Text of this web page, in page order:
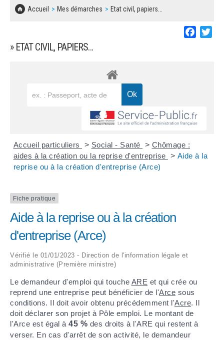
Accueil Mes démarches Etat civil, papiers…
» ETAT CIVIL, PAPIERS…
Accueil particuliers > Social - Santé > Chômage :
aides à la création ou la reprise d'entreprise > Aide à la
reprise ou à la création d'entreprise (Arce)
Fiche pratique
Aide à la reprise ou à la création
d'entreprise (Arce)
Vérifié le 01/01/2023 - Direction de l'information légale et
administrative (Première ministre)
Le demandeur d'emploi qui touche ARE et qui crée ou
reprend une entreprise peut bénéficier de l'Arce sous
conditions. Il doit avoir obtenu précédemment l'Acre. Il
doit déclarer son projet à Pôle emploi. Le montant de
l'Arce est égal à 45 % des droits à l'ARE qui restent à
verser. En cas d'arrêt de son activité, le demandeur
CONCERTATIONS PUBLIQUES
SOLIDARITÉ, LOGEMENT
SÉNIORS
DECHETS
BESOIN D'UNE AIDE ?
LES ASSOCIATIONS
MARCHÉS PUBLICS
DOCUMENT D'INFORMATION COMMUNAL
REGLEMENT LOCAL DE PUBLICITÉ
DECLARATION DE DEMARCHAGE
DOSSIER DE DEMANDE DE SUBVENTION
DEMANDE DE PRÊT DE MATERIEL
FICHE D'ORGANISATION MANIFESTATION
PLAN D'ACTION MUNICIPAL
ARRÊTÉS MUNICIPAUX
DÉLIBÉRATIONS